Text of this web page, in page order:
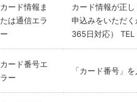
カード情報ま
たは通信エラ
ー
カード情報が正
申込みをいただ
365日対応）
カード番号エ
ラー
「カード番号」